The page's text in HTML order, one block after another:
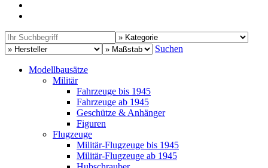
Suchen
Modellbausätze
Militär
Fahrzeuge bis 1945
Fahrzeuge ab 1945
Geschütze & Anhänger
Figuren
Flugzeuge
Militär-Flugzeuge bis 1945
Militär-Flugzeuge ab 1945